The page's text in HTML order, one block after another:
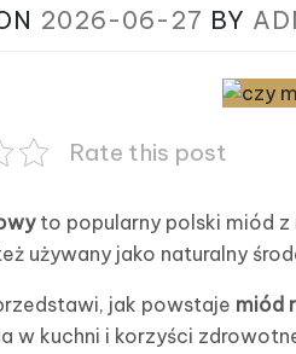
2026-06-27 BY
Rate this post
to popularny polski miód z
używany jako naturalny
jak powstaje miód
w kuchni i korzyści